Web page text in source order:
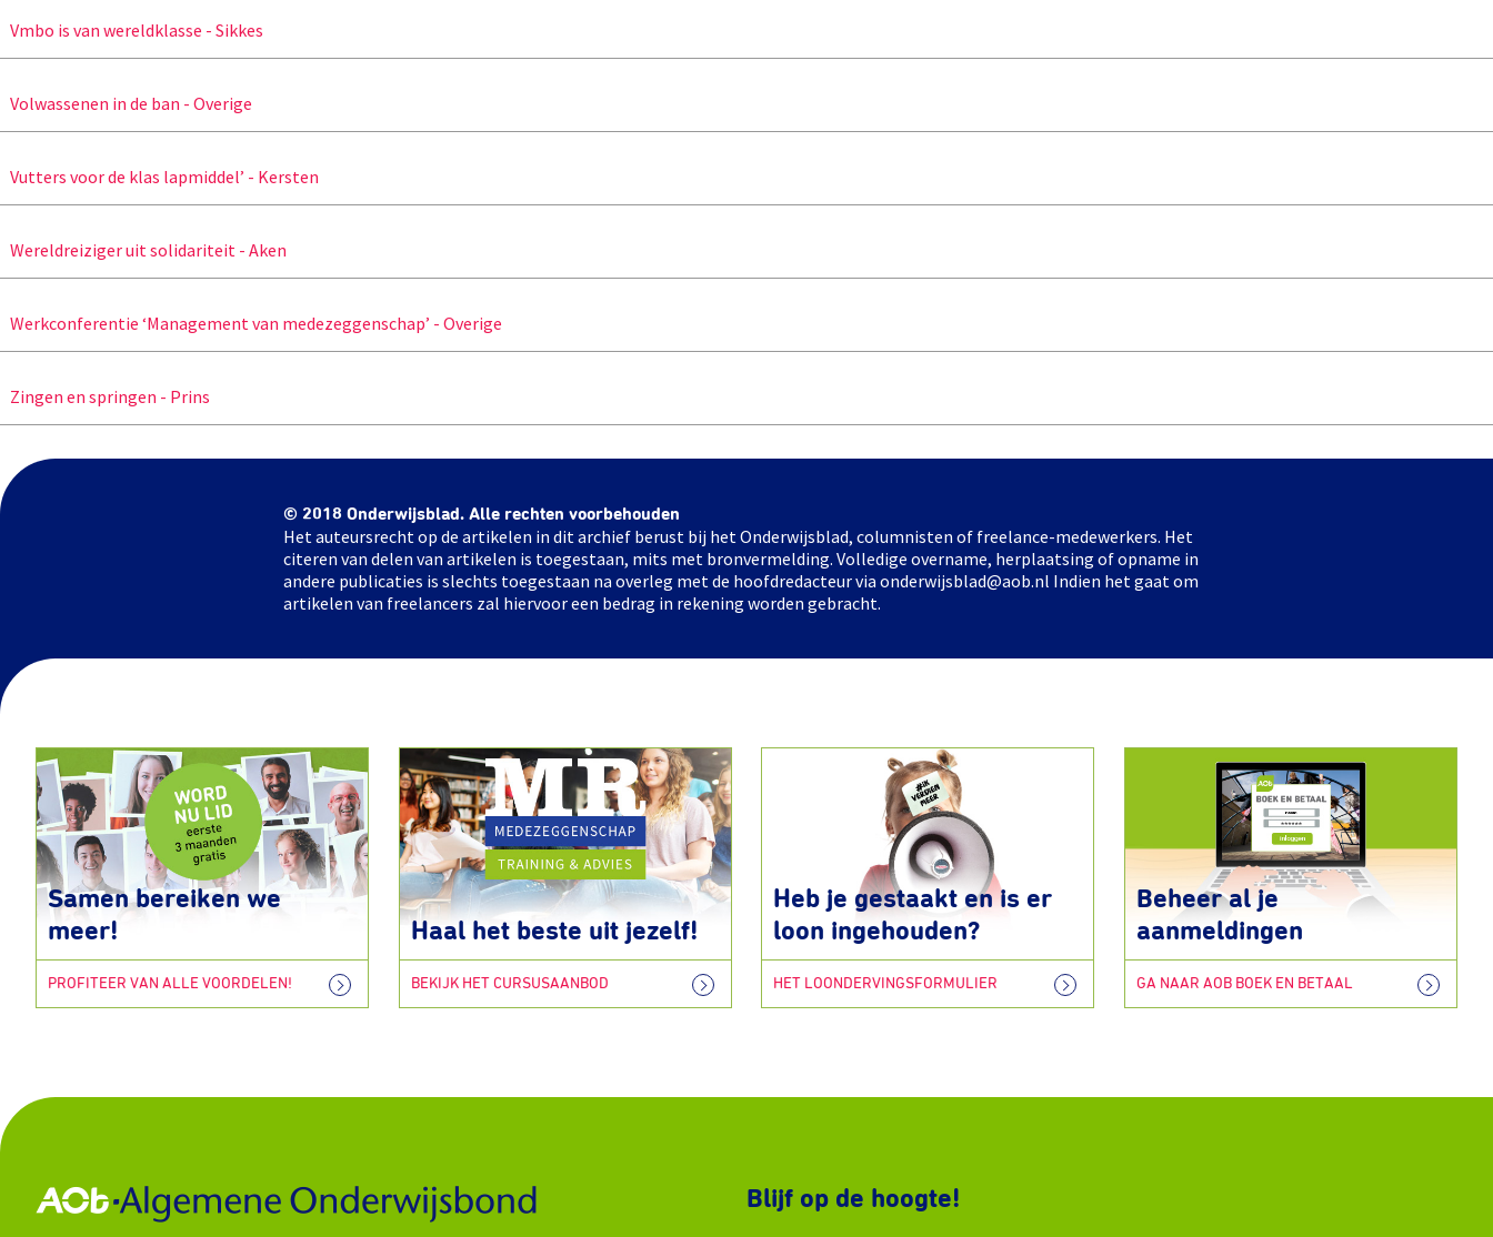
Vmbo is van wereldklasse - Sikkes
Volwassenen in de ban - Overige
Vutters voor de klas lapmiddel’ - Kersten
Wereldreiziger uit solidariteit - Aken
Werkconferentie ‘Management van medezeggenschap’ - Overige
Zingen en springen - Prins
© 2018 Onderwijsblad. Alle rechten voorbehouden
Het auteursrecht op de artikelen in dit archief berust bij het Onderwijsblad, columnisten of freelance-medewerkers. Het
citeren van delen van artikelen is toegestaan, mits met bronvermelding. Volledige overname, herplaatsing of opname in
andere publicaties is slechts toegestaan na overleg met de hoofdredacteur via onderwijsblad@aob.nl Indien het gaat om
artikelen van freelancers zal hiervoor een bedrag in rekening worden gebracht.
Samen bereiken we
meer!
PROFITEER VAN ALLE VOORDELEN!
Haal het beste uit jezelf!
BEKIJK HET CURSUSAANBOD
Heb je gestaakt en is er
loon ingehouden?
HET LOONDERVINGSFORMULIER
Beheer al je
aanmeldingen
GA NAAR AOB BOEK EN BETAAL
Blijf op de hoogte!